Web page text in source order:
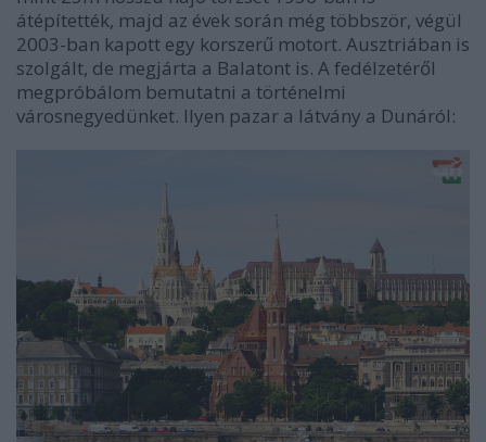
átépítették, majd az évek során még többször, végül
2003-ban kapott egy korszerű motort. Ausztriában is
szolgált, de megjárta a Balatont is. A fedélzetéről
megpróbálom bemutatni a történelmi
városnegyedünket. Ilyen pazar a látvány a Dunáról: